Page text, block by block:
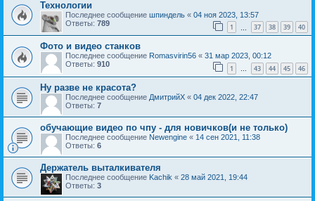
Технологии
Последнее сообщение шпиндель « 04 ноя 2023, 13:57
Ответы: 789 1 37 38 39 40
Фото и видео станков
Последнее сообщение Romasvirin56 « 31 мар 2023, 00:12
Ответы: 910 1 … 43 44 45 46
Ну разве не красота?
Последнее сообщение ДмитрийХ « 04 дек 2022, 22:47
Ответы: 7
обучающие видео по чпу - для новичков(и не только)
Последнее сообщение Newengine « 14 сен 2021, 11:38
Ответы: 6
Держатель выталкивателя
Последнее сообщение Kachik « 28 май 2021, 19:44
Ответы: 3